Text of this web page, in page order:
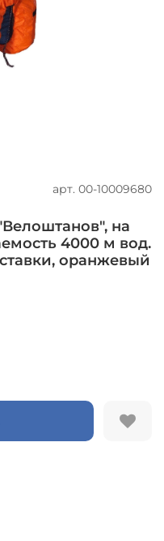
арт. 00-10009680
на
4000 м вод.
оранжевый